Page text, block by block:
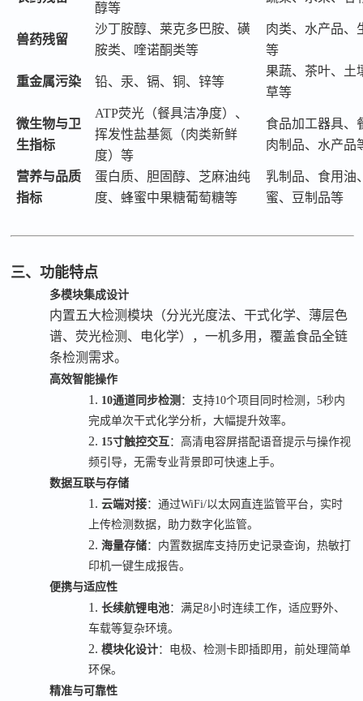
醇等
兽药残留
沙丁胺醇、莱克多巴胺、磺
胺类、喹诺酮类等
肉类、水产品、
等
重金属污染 铅、汞、镉、铜、锌等
果蔬、茶叶、土
草等
微生物与卫
生指标
ATP荧光（餐具洁净度）、
挥发性盐基氮（肉类新鲜
度）等
食品加工器具、
肉制品、水产品
营养与品质
指标
蛋白质、胆固醇、芝麻油纯
度、蜂蜜中果糖葡萄糖等
乳制品、食用油
蜜、豆制品等
三、功能特点
多模块集成设计
内置五大检测模块（分光光度法、干式化学、薄层色
谱、荧光检测、电化学），一机多用，覆盖食品全链
条检测需求。
高效智能操作
1. 10通道同步检测 ：支持10个项目同时检测，5秒内
完成单次干式化学分析，大幅提升效率。
2. 15寸触控交互：高清电容屏搭配语音提示与操作视
频引导，无需专业背景即可快速上手。
数据互联与存储
1.云端对接：通过WiFi/以太网直连监管平台，实时
上传检测数据，助力数字化监管。
2.海量存储：内置数据库支持历史记录查询，热敏打
印机一键生成报告。
便携与适应性
1.长续航锂电池：满足8小时连续工作，适应野外、
车载等复杂环境。
2.模块化设计：电极、检测卡即插即用，前处理简单
环保。
精准与可靠性